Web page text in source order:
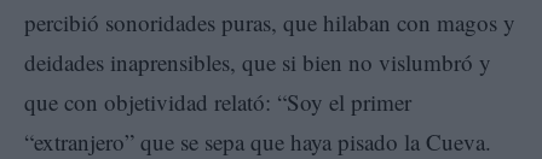
percibió sonoridades puras, que hilaban con magos y
deidades inaprensibles, que si bien no vislumbró y
que con objetividad relató: “Soy el primer
“extranjero” que se sepa que haya pisado la Cueva.